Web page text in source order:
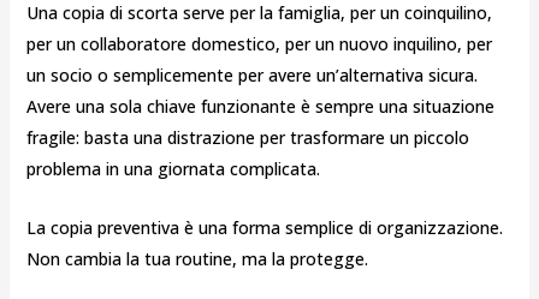
Una copia di scorta serve per la famiglia, per un coinquilino,
per un collaboratore domestico, per un nuovo inquilino, per
un socio o semplicemente per avere un’alternativa sicura.
Avere una sola chiave funzionante è sempre una situazione
fragile: basta una distrazione per trasformare un piccolo
problema in una giornata complicata.
La copia preventiva è una forma semplice di organizzazione.
Non cambia la tua routine, ma la protegge.